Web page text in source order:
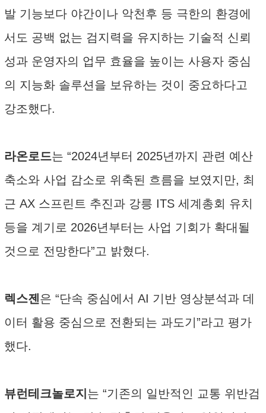
발 기능보다 야간이나 악천후 등 극한의 환경에
서도 공백 없는 검지력을 유지하는 기술적 신뢰
성과 운영자의 업무 효율을 높이는 사용자 중심
의 지능화 솔루션을 보유하는 것이 중요하다고
강조했다.
라온로드는 “2024년부터 2025년까지 관련 예산
축소와 사업 감소로 위축된 흐름을 보였지만, 최
근 AX 스프린트 추진과 강릉 ITS 세계총회 유치
등을 계기로 2026년부터는 사업 기회가 확대될
것으로 전망한다”고 밝혔다.
렉스젠 은 “단속 중심에서 AI 기반 영상분석과 데
이터 활용 중심으로 전환되는 과도기”라고 평가
했다.
뷰런테크놀로지 는 “기존의 일반적인 교통 위반검